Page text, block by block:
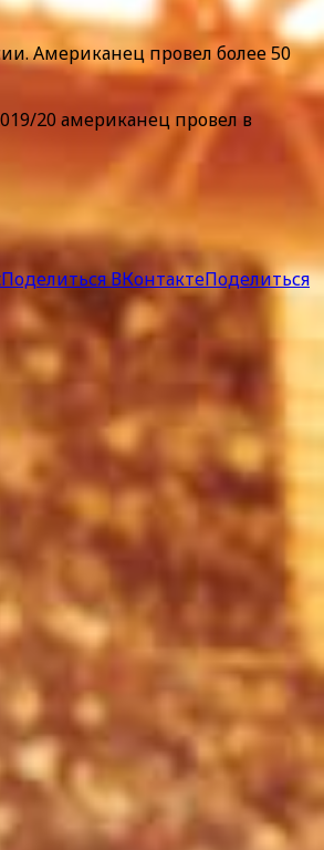
Американец провел более 50
20 американец провел в
Поделиться ВКонтактеПоделиться